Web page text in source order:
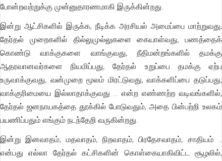
போன்றவற்றுக்கு முன்னுதாரணமாகி இருக்கின்றது.
இன்று ஆட்சிகளில் இருக்க, நீடிக்க அரசியல் அமைப்பை மாற்றுவது,
தேர்தல் முறைகளில் தில்லுமுல்லுகளை கையாள்வது, பணத்தைக்
கொண்டு வாக்குகளை வாங்குவது, நீதிமன்றங்களில் தமக்கு
ஆதரவானவர்களை நியமிப்பது, தேர்தல் உறுப்பை தமக்கு ஏற்ப
உருவாக்குவது, வன்முறை மூலம் மிரட்டுவது, வாக்களிப்பை தடுப்பது,
வாக்குரிமையை இல்லாதாக்குவது .. என்ற எண்ணற்ற வடிவங்களில்,
தேர்தல் ஜனநாயகத்தை தூக்கில் போடுவதும், அதை பின்பற்றி உலகம்
பயணிப்பதும் எங்கும் நடந்தேறி வருகின்றது.
இன்று இனவாதம், மதவாதம், நிறவாதம், பிரதேசவாதம், சாதியம் ..
என்பது எல்லா தேர்தல் கட்சிகளின் கொள்கையாகிவிட்ட சூழலில்,